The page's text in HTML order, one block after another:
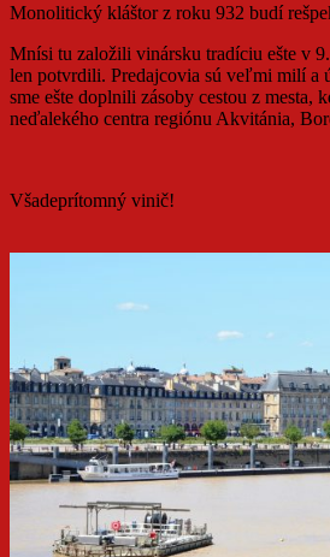
Monolitický kláštor z roku 932 budí
Mnísi tu založili vinársku tradíciu ešte v
len potvrdili. Predajcovia sú veľmi milí a
sme ešte doplnili zásoby cestou z
neďalekého centra regiónu Akvitánia,
Všadeprítomný vinič!